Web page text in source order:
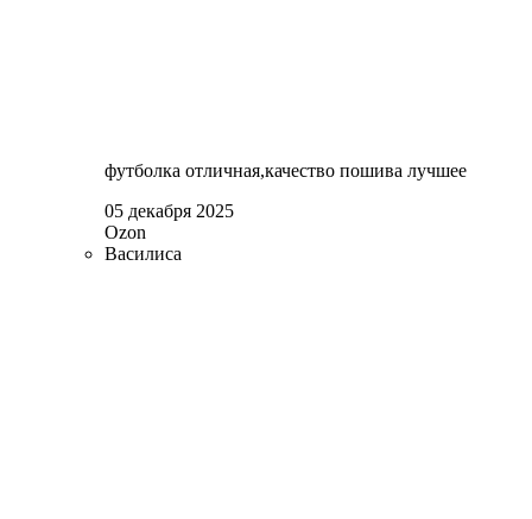
футболка отличная,качество пошива лучшее
05 декабря 2025
Ozon
Василиса